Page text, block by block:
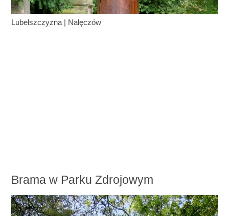
Lubelszczyzna | Nałęczów
Brama w Parku Zdrojowym